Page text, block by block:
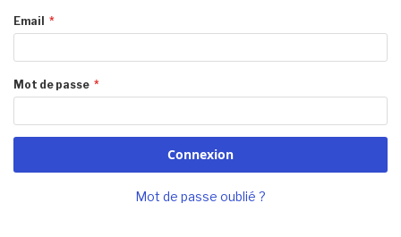
Email
Mot de passe
Connexion
Mot de passe oublié ?